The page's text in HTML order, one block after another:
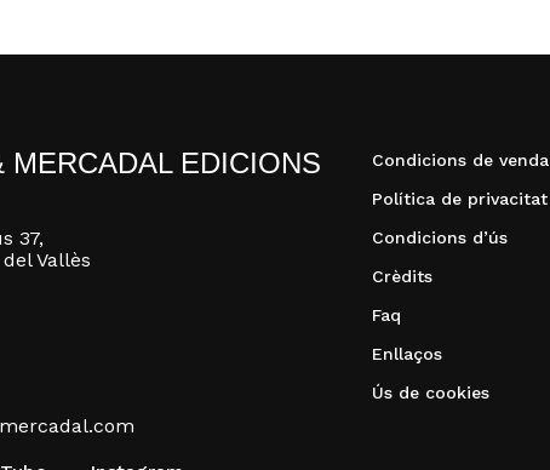
MERCADAL EDICIONS
37,
Vallès
Condicions de venda
Política de privacitat
Condicions d’ús
Crèdits
Faq
Enllaços
Ús de cookies